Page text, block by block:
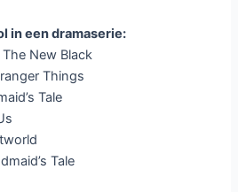
in een dramaserie:
New Black
Things
Tale
Tale